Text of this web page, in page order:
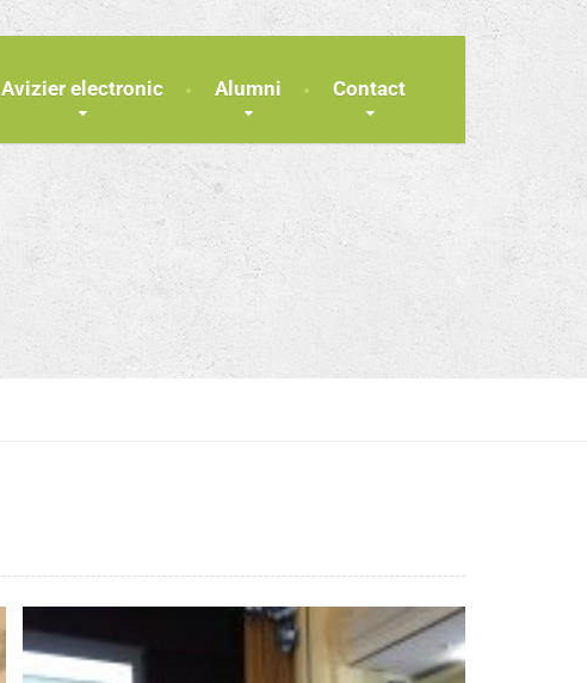
Avizier electronic Alumni Contact